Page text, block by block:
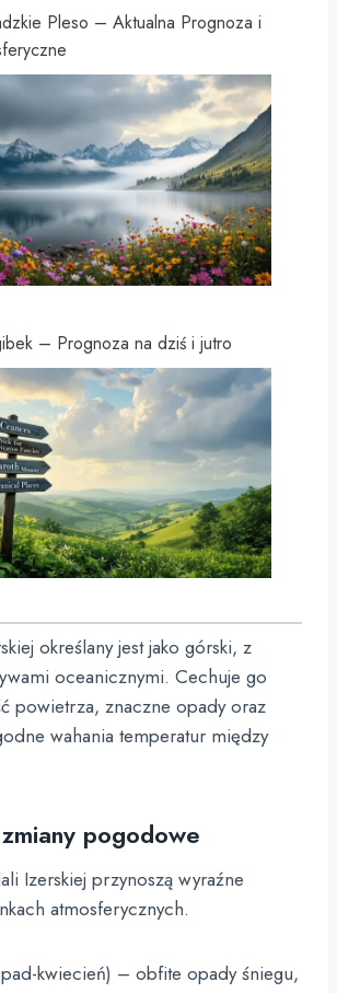
Pleso – Aktualna Prognoza i
– Prognoza na dziś i jutro
określany jest jako górski, z
oceanicznymi. Cechuje go
powietrza, znaczne opady oraz
wahania temperatur między
pogodowe
Izerskiej przynoszą wyraźne
atmosferycznych.
kwiecień) – obfite opady śniegu,